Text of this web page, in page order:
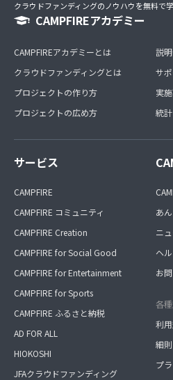
クラウドファンディングのノウハウを無料で
CAMPFIREアカデミー
CAMPFIREアカデミーとは
クラウドファンディングとは
プロジェクトの作り方
プロジェクトの広め方
説
サ
実
統
サービス
CAMPFIRE
CAMPFIRE コミュニティ
CAMPFIRE Creation
CAMPFIRE for Social Good
CAMPFIRE for Entertainment
CAMPFIRE for Sports
CAMPFIRE ふるさと納税
AD FOR ALL
HIOKOSHI
JFAクラウドファンディング
あ
ニ
ヘ
お
各
利
細則
プ